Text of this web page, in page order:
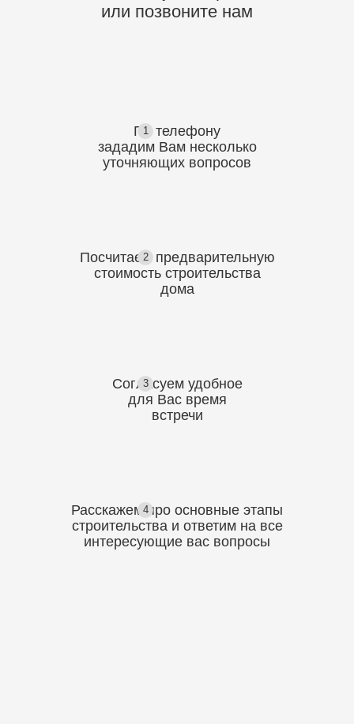
или позвоните нам
1
По телефону
зададим Вам несколько
уточняющих вопросов
2
Посчитаем предварительную
стоимость строительства
дома
3
Согласуем удобное
для Вас время
встречи
4
Расскажем про основные этапы
строительства и ответим на все
интересующие вас вопросы